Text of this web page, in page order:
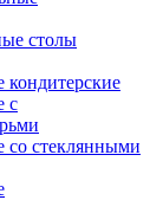
столы
с
стеклянными